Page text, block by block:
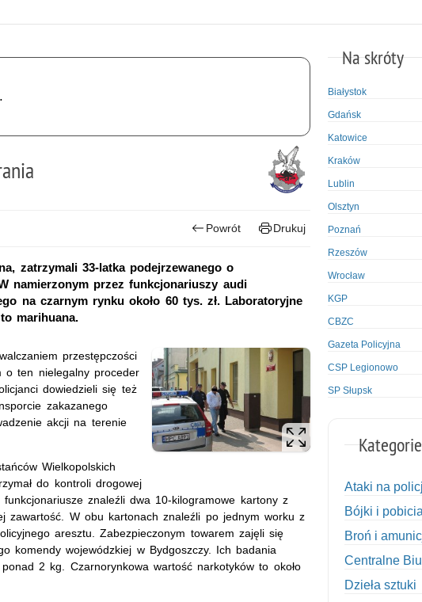
Powrót Drukuj
zatrzymali 33-latka podejrzewanego o
namierzonym przez funkcjonariuszy audi
na czarnym rynku około 60 tys. zł. Laboratoryjne
marihuana.
przestępczości
o ten nielegalny proceder
dowiedzieli się też
zakazanego
akcji na terenie
Wielkopolskich
do kontroli drogowej
znaleźli dwa 10-kilogramowe kartony z
zawartość. W obu kartonach znaleźli po jednym worku z
aresztu. Zabezpieczonym towarem zajęli się
komendy wojewódzkiej w Bydgoszczy. Ich badania
2 kg. Czarnorynkowa wartość narkotyków to około
Na skróty
Białystok
Gdańsk
Katowice
Kraków
Lublin
Olsztyn
Poznań
Rzeszów
Wrocław
KGP
CBZC
Gazeta Policyjna
CSP Legionowo
SP Słupsk
Kategorie
Ataki na
Bójki i pobicia
Broń i
Centralne
Dzieła sztuki